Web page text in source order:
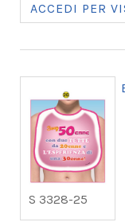
ACCEDI PER
S 3328-25